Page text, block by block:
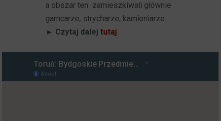
a obszar ten zamieszkiwali głównie
garncarze, strycharze, kamieniarze.
► Czytaj dalej tutaj